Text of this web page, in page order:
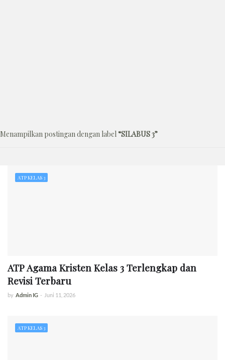
Menampilkan postingan dengan label SILABUS 3
ATP KELAS 3
ATP Agama Kristen Kelas 3 Terlengkap dan
Revisi Terbaru
by Admin IG - Juni 11, 2026
ATP KELAS 3